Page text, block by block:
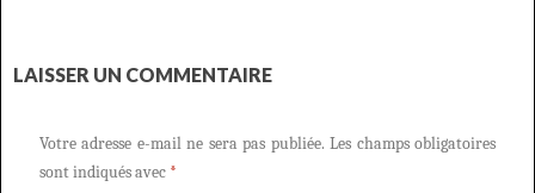
LAISSER UN COMMENTAIRE
Votre adresse e-mail ne sera pas publiée. Les champs obligatoires
sont indiqués avec *